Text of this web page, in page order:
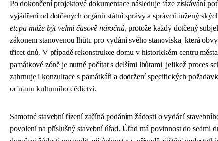
Po dokončení projektové dokumentace následuje fáze získávání
vyjádření od dotčených orgánů státní správy a správců
etapa může být velmi časově náročná, protože každý dotčený
zákonem stanovenou lhůtu pro vydání svého stanoviska, která
třicet dnů. V případě rekonstrukce domu v historickém centru
památkové zóně je nutné počítat s delšími lhůtami, jelikož proces
zahrnuje i konzultace s památkáři a dodržení specifických
ochranu kulturního dědictví.
Samotné stavební řízení začíná podáním žádosti o vydání
povolení na příslušný stavební úřad. Úřad má povinnost do sedmi